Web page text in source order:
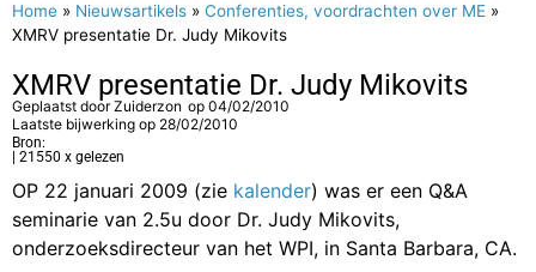
Home » Nieuwsartikels » Conferenties, voordrachten over ME »
XMRV presentatie Dr. Judy Mikovits
XMRV presentatie Dr. Judy Mikovits
Geplaatst doorZuiderzon op 04/02/2010
Laatste bijwerking op 28/02/2010
Bron:
| 21550 x gelezen
OP 22 januari 2009 (zie kalender) was er een Q&A
seminarie van 2.5u door Dr. Judy Mikovits,
onderzoeksdirecteur van het WPI, in Santa Barbara, CA.